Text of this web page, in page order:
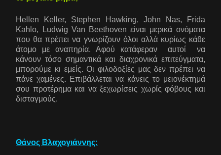
Hellen Keller, Stephen Hawking, John Nas, Frida
Kahlo, Ludwig Van Beethoven είναι μερικά ονόματα
που θα πρέπει να γνωρίζουν όλοι αλλά κυρίως κάθε
άτομο με αναπηρία. Αφού κατάφεραν αυτοί να
κάνουν τόσο σημαντικά και διαχρονικά επιτεύγματα,
μπορούμε κι εμείς. Οι φιλοδοξίες μας δεν πρέπει να
πάνε χαμένες. Επιβάλλεται να κάνεις το μειονέκτημά
σου προτέρημα και να ξεχωρίσεις χωρίς φόβους και
δισταγμούς.
Θάνος Βλαχογιάννης: